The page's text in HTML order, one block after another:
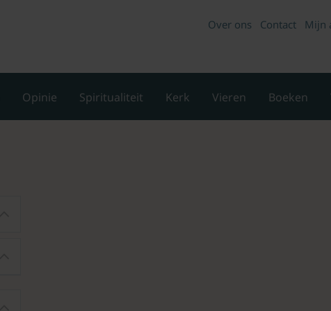
Over ons Contact Mijn
Opinie Spiritualiteit Kerk Vieren Boeken